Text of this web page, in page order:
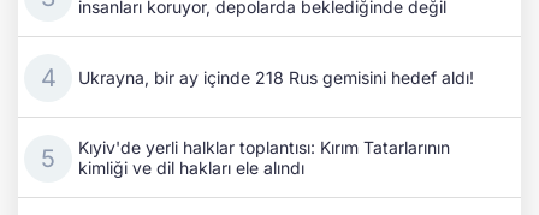
insanları koruyor, depolarda beklediğinde değil
Ukrayna, bir ay içinde 218 Rus gemisini hedef aldı!
Kıyiv'de yerli halklar toplantısı: Kırım Tatarlarının
kimliği ve dil hakları ele alındı